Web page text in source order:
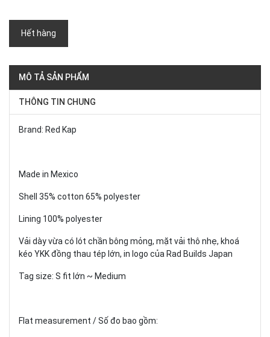
Hết hàng
MÔ TẢ SẢN PHẨM
THÔNG TIN CHUNG
Brand: Red Kap
Made in Mexico
Shell 35% cotton 65% polyester
Lining 100% polyester
Vải dày vừa có lót chần bông mỏng, mặt vải thô nhẹ, khoá
kéo YKK đồng thau tép lớn, in logo của Rad Builds Japan
Tag size: S fit lớn ~ Medium
Flat measurement / Số đo bao gồm: